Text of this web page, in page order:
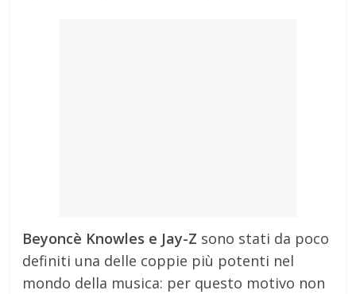
Beyoncè Knowles e Jay-Z sono stati da poco
definiti una delle coppie più potenti nel
mondo della musica: per questo motivo non